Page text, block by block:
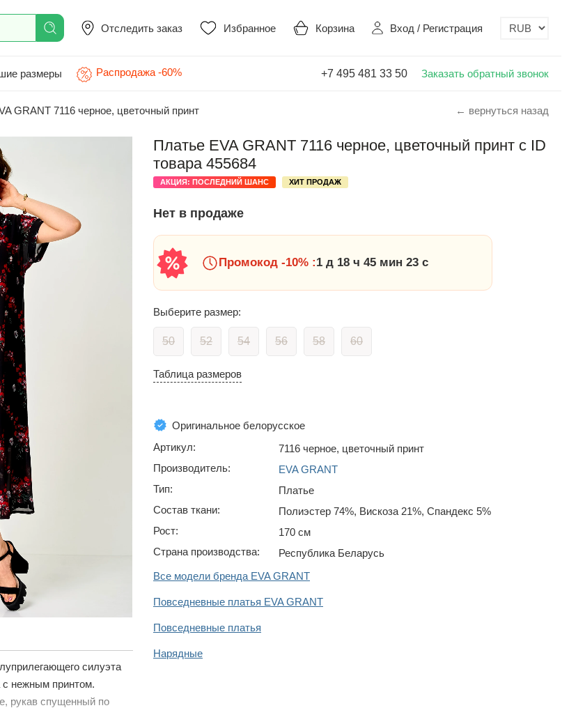
Отследить заказ Избранное Корзина Вход / Регистрация
размеры Распродажа -60% +7 495 481 33 50 Заказать обратный звонок
GRANT 7116 черное, цветочный принт ← вернуться назад
силуэта
с нежным принтом.
рукав спущенный по
Платье EVA GRANT 7116 черное, цветочный принт с ID
товара 455684
АКЦИЯ: ПОСЛЕДНИЙ ШАНС ХИТ ПРОДАЖ
Нет в продаже
Промокод -10% :1 д 18 ч 45 мин 22 с
Выберите размер:
50 52 54 56 58 60
Таблица размеров
Оригинальное белорусское
Артикул:
7116 черное, цветочный принт
Производитель:
EVA GRANT
Тип:
Платье
Состав ткани:
Полиэстер 74%, Вискоза 21%, Спандекс 5%
Рост:
170 см
Страна производства:
Республика Беларусь
Все модели бренда EVA GRANT
Повседневные платья EVA GRANT
Повседневные платья
Нарядные